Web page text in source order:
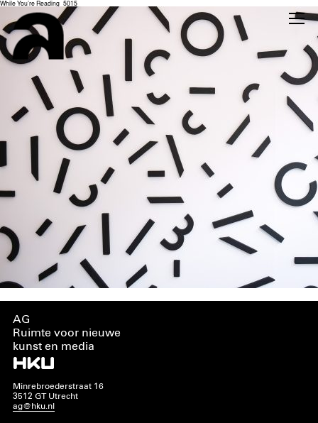
While You’re Reading_5015
AG
Ruimte voor nieuwe
kunst en media
Minrebroederstraat 16
3512 GT Utrecht
ag@hku.nl